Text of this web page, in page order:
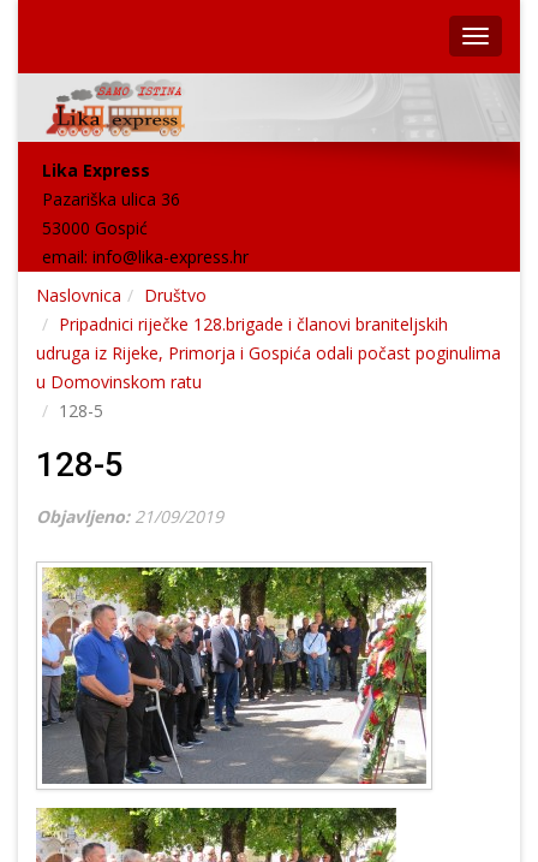
Lika Express
Pazariška ulica 36
53000 Gospić
email: info@lika-express.hr
Naslovnica
Društvo
Pripadnici riječke 128.brigade i članovi braniteljskih
udruga iz Rijeke, Primorja i Gospića odali počast poginulima
u Domovinskom ratu
128-5
128-5
Objavljeno: 21/09/2019